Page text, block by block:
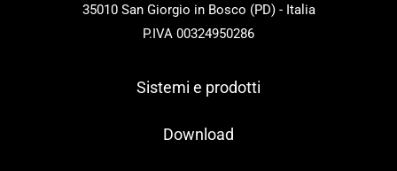
35010 San Giorgio in Bosco (PD) - Italia
P.IVA 00324950286
Sistemi e prodotti
Download